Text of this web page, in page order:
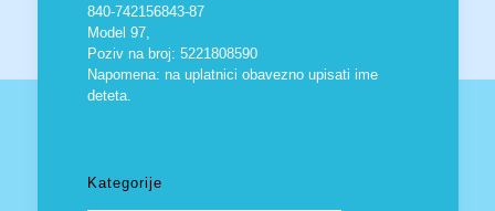
840-742156843-87
Model 97,
Poziv na broj: 5221808590
Napomena: na uplatnici obavezno upisati ime
deteta.
Kategorije